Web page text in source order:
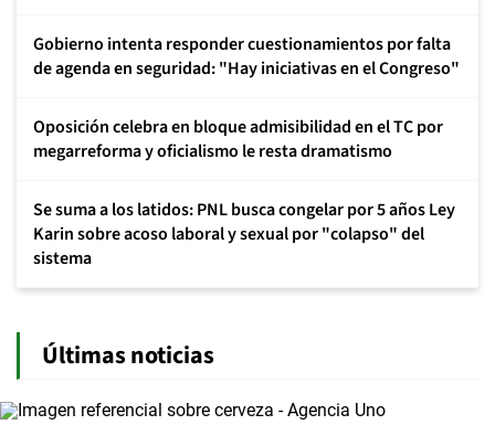
Gobierno intenta responder cuestionamientos por falta
de agenda en seguridad: "Hay iniciativas en el Congreso"
Oposición celebra en bloque admisibilidad en el TC por
megarreforma y oficialismo le resta dramatismo
Se suma a los latidos: PNL busca congelar por 5 años Ley
Karin sobre acoso laboral y sexual por "colapso" del
sistema
Últimas noticias